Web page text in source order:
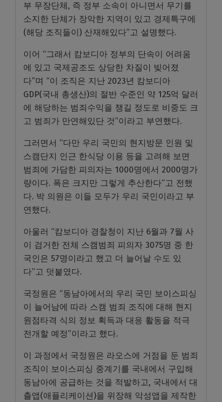
부 무장단체, 즉 정부 소속이 아니면서 무기를
소지한 단체가 장악한 지역이 있고 경제특구에
(해당 조직들이) 산재해있다”고 설명했다.
이어 “그래서 캄보디아 정부의 단속이 어려움
에 있고 국제공조도 상당한 차질이 빚어졌
다”며 “이 조직은 지난 2023년 캄보디아
GDP(국내 총생산)의 절반 수준인 약 125억 달러
에 해당하는 범죄수익을 챙길 정도로 비중도 크
고 범죄가 만연해있단 것”이라고 부연했다.
그러면서 “다만 우리 국민의 현지방문 인원 및
스캠단지 인근 한식당 이용 등을 고려해 보면
범죄에 가담한 피의자는 1000명에서 2000명가
량이다. 폭은 크지만 그렇게 추산한다”고 전했
다. 박 의원은 이들 모두가 우리 국민이라고 부
연했다.
아울러 “캄보디아 경찰청이 지난 6월과 7월 사
이 검거한 전체 스캠범죄 피의자 3075명 중 한
국인은 57명이라고 했고 더 늘어날 수도 있
다”고 덧붙였다.
국정원은 “동남아에서의 우리 국민 보이스피싱
이 늘어남에 따라 스캠 범죄 조직에 대해 현지
원점타격 식의 정보 획득과 대응 활동을 적극
전개할 예정”이라고 했다.
이 과정에서 국정원은 라오스에 거점을 둔 범죄
조직이 보이스피싱 중계기를 국내에서 구입해
동남아에 공급하는 것을 적발하고, 국내에서 대
출앱(애플리케이션)을 위장해 악성앱을 제작한